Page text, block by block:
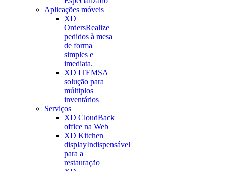
Aplicações móveis
XD
OrdersRealize
pedidos à mesa
de forma
simples e
imediata.
XD ITEMSA
solução para
múltiplos
inventários
Serviços
XD CloudBack
office na Web
XD Kitchen
displayIndispensável
para a
restauração